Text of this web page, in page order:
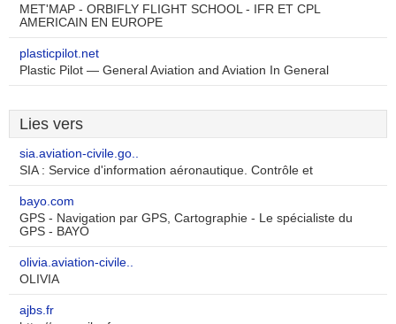
MET'MAP - ORBIFLY FLIGHT SCHOOL - IFR ET CPL
AMERICAIN EN EUROPE
plasticpilot.net
Plastic Pilot — General Aviation and Aviation In General
Lies vers
sia.aviation-civile.go..
SIA : Service d'information aéronautique. Contrôle et
bayo.com
GPS - Navigation par GPS, Cartographie - Le spécialiste du
GPS - BAYO
olivia.aviation-civile..
OLIVIA
ajbs.fr